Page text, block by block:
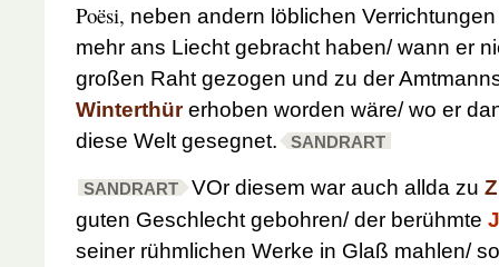
Poësi, neben andern löblichen
mehr ans Liecht gebracht haben/ wann er
großen Raht gezogen und zu der
Winterthürerhoben worden wäre/ wo er
diese Welt gesegnet.
SANDRART
SANDRART VOr diesem war auch allda zu
guten Geschlecht gebohren/ der berühmte
seiner rühmlichen Werke in Glaß mahlen/